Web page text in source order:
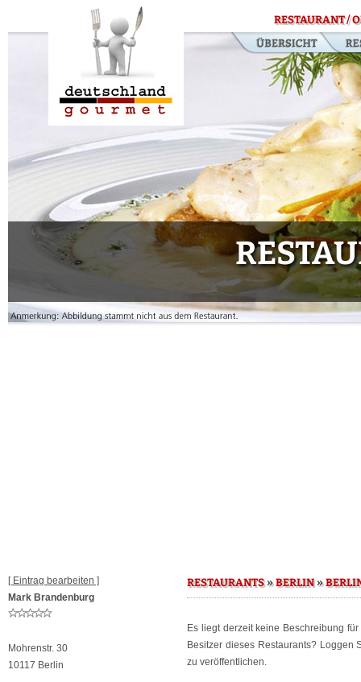
RESTAURANT /
[ Eintrag bearbeiten ]
Mark Brandenburg
Mohrenstr. 30
10117 Berlin
RESTAURANTS»BERLIN»
Es liegt derzeit keine Beschreibung
Besitzer dieses Restaurants? Loggen
zu veröffentlichen.